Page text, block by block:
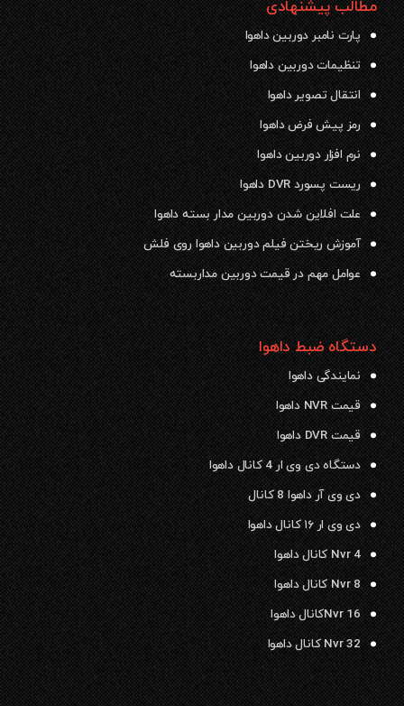
مطالب پیشنهادی
پارت نامبر دوربین داهوا
تنظیمات دوربین داهوا
انتقال تصویر داهوا
رمز پیش فرض داهوا
نرم افزار دوربین داهوا
ریست پسورد DVR داهوا
علت افلاین شدن دوربین مدار بسته داهوا
آموزش ریختن فیلم دوربین داهوا روی فلش
عوامل مهم در قیمت دوربین مداربسته
دستگاه ضبط داهوا
نمایندگی داهوا
قیمت NVR داهوا
قیمت DVR داهوا
دستگاه دی وی ار 4 کانال داهوا
دی وی آر داهوا 8 کانال
دی وی ار ۱۶ کانال داهوا
Nvr 4 کانال داهوا
Nvr 8 کانال داهوا
Nvr 16کانال داهوا
Nvr 32 کانال داهوا